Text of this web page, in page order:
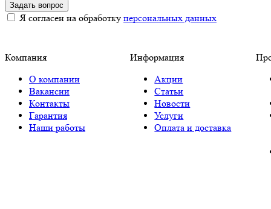
Задать вопрос
Я согласен на обработку персональных данных
Компания
О компании
Вакансии
Контакты
Гарантия
Наши работы
Информация
Акции
Статьи
Новости
Услуги
Оплата и доставка